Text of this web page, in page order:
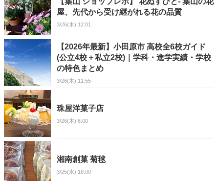
屋、先代から受け継がれる花の品質
3/26(木) 12:01
【2026年最新】小田原市 高校全6校ガイド
(公立4校＋私立2校)｜学科・進学実績・学校
の特色まとめ
3/26(木) 11:55
珠屋洋菓子店
3/26(木) 6:00
湘南創菓 菊毬
3/25(水) 18:00